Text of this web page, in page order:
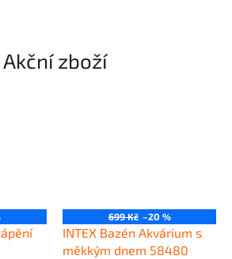
Akční zboží
699 Kč –20 %
INTEX Bazén Akvárium s
měkkým dnem 58480